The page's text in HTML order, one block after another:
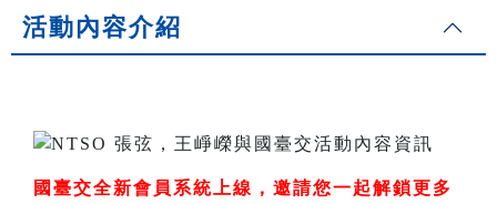
活動內容介紹
國臺交全新會員系統上線，邀請您一起解鎖更多